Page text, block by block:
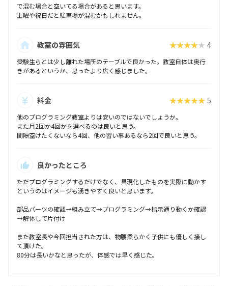
で混む場合と空いてる場合があると思います。
土曜や祝日だと駐車場が混むかもしれません。
教室の雰囲気 ★★★★★ 4
受験生らとは少し離れた場所のテーブルで良かった。教室自体は奥行
きがあるというか、思ったより広く感じました。
料金 ★★★★★ 5
他のプログラミング教室よりは安いのではないでしょうか。
また月2回か4回かを選べるのは良いと思う。
間隔空けたくないなら4回、他の習い事あるなら2回で良いと思う。
良かったところ
ただプログラミングするだけでなく、具現化したものを実際に動かす
というのはイメージも湧きやすく良いと思います。
部品パーツの確認→組み立て→プログラミング→指示通り動くか確認
→解体して片付け
また教室長や今回担当された方は、物腰柔らかく子供にも優しく接し
て頂けた。
80分は長いかなと思ったが、体感では早く感じた。